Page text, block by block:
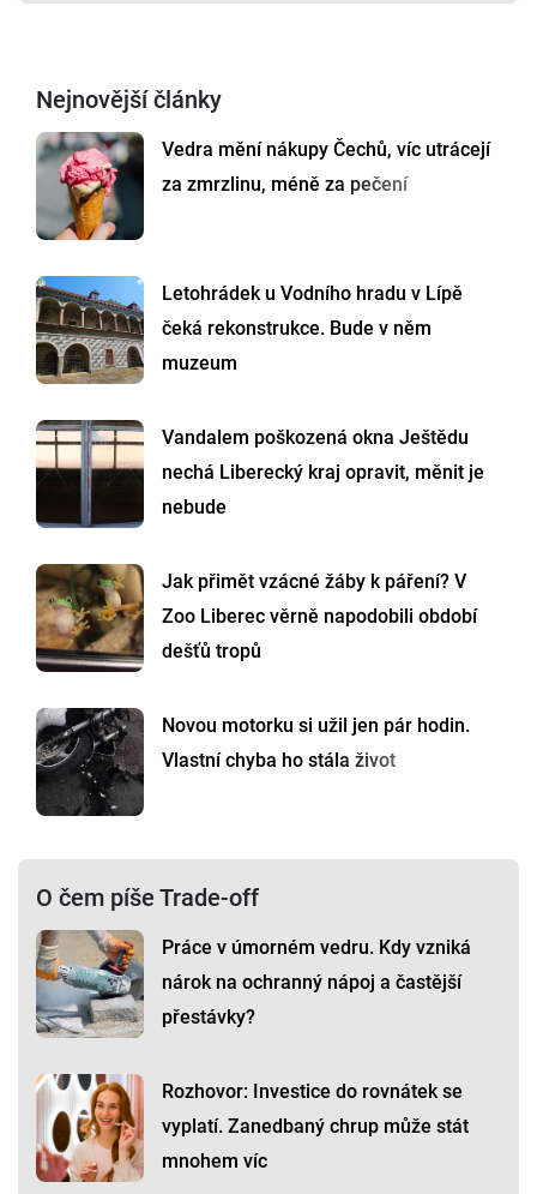
Nejnovější články
Vedra mění nákupy Čechů, víc utrácejí
za zmrzlinu, méně za pečení
Letohrádek u Vodního hradu v Lípě
čeká rekonstrukce. Bude v něm
muzeum
Vandalem poškozená okna Ještědu
nechá Liberecký kraj opravit, měnit je
nebude
Jak přimět vzácné žáby k páření? V
Zoo Liberec věrně napodobili období
dešťů tropů
Novou motorku si užil jen pár hodin.
Vlastní chyba ho stála život
O čem píše Trade-off
Práce v úmorném vedru. Kdy vzniká
nárok na ochranný nápoj a častější
přestávky?
Rozhovor: Investice do rovnátek se
vyplatí. Zanedbaný chrup může stát
mnohem víc